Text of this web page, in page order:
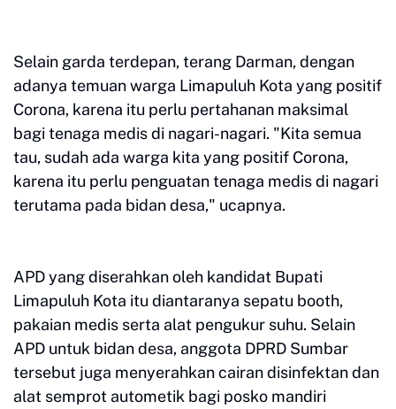
Selain garda terdepan, terang Darman, dengan
adanya temuan warga Limapuluh Kota yang positif
Corona, karena itu perlu pertahanan maksimal
bagi tenaga medis di nagari-nagari. "Kita semua
tau, sudah ada warga kita yang positif Corona,
karena itu perlu penguatan tenaga medis di nagari
terutama pada bidan desa," ucapnya.
APD yang diserahkan oleh kandidat Bupati
Limapuluh Kota itu diantaranya sepatu booth,
pakaian medis serta alat pengukur suhu. Selain
APD untuk bidan desa, anggota DPRD Sumbar
tersebut juga menyerahkan cairan disinfektan dan
alat semprot autometik bagi posko mandiri